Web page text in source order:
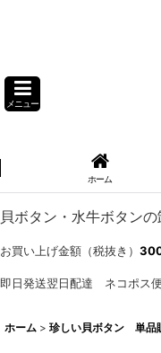
メニュー
ホーム
貝ボタン・水牛ボタン
お買い上げ金額（税抜き）
即日発送翌日配達 ネコポス
ホーム > 珍しい貝ボタン 単品